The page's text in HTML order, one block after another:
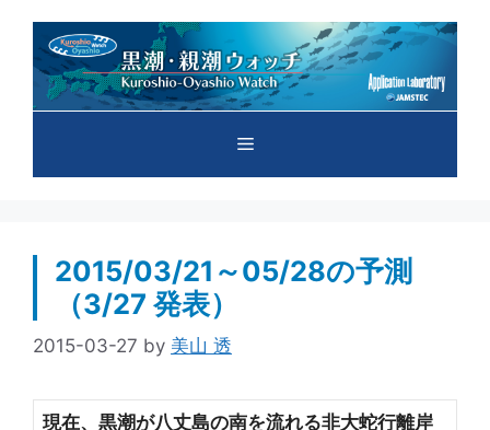
メ
ュ
2015/03/21～05/28の予測
（3/27 発表）
2015-03-27 by 美山 透
現在、黒潮が八丈島の南を流れる非大蛇行離岸